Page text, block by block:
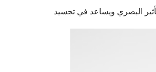
البصري ويساعد في تجسيد